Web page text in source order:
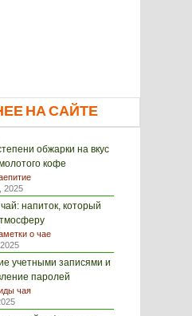
НА САЙТЕ
обжарки на вкус
кофе
2025
напиток, который
о чае
учетными записями и
паролей
чая